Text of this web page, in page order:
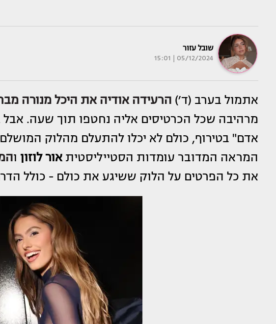
שובל עזור
05/12/2024 | 15:01
אתמול בערב (ד׳) הרעידהאודיה את היכל מנורה
מרהיבה שכל הכרטיסים אליה נחטפו תוך שעה.
אדם" בטירוף, כולם לא יכלו להתעלם מהלוק
המראה המדובר עומדות הסטייליסטית אור לוזון ו
את כל הפרטים על הלוק ששיגע את כולם - כולל